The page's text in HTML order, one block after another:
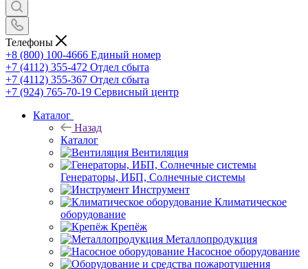
Телефоны
+8 (800) 100-4666 Единый номер
+7 (4112) 355-472 Отдел сбыта
+7 (4112) 355-367 Отдел сбыта
+7 (924) 765-70-19 Сервисный центр
Каталог
Назад
Каталог
Вентиляция
Генераторы, ИБП, Солнечные системы
Инструмент
Климатическое
оборудование
Крепёж
Металлопродукция
Насосное оборудование